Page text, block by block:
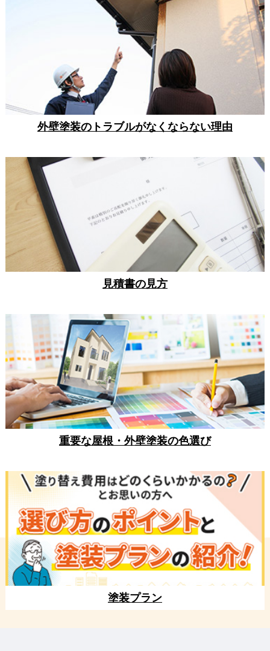
外壁塗装のトラブルがなくならない理由
見積書の見方
重要な屋根・外壁塗装の色選び
塗装プラン